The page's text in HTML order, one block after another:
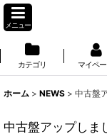
メニュー
カテゴリ マイペ
ホーム > NEWS > 中古盤
中古盤アップしま